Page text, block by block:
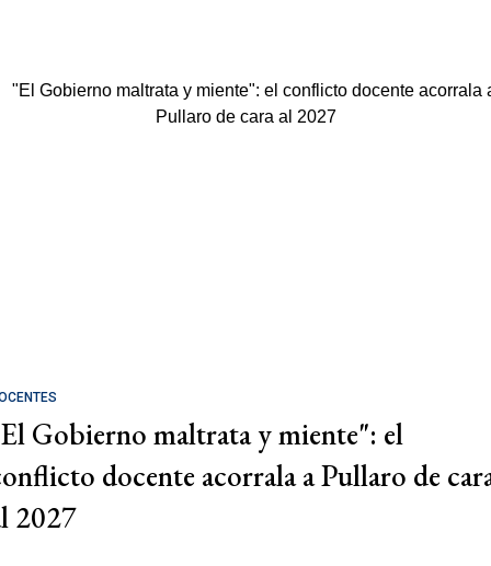
Gobierno maltrata y miente": el
docente acorrala a Pullaro de
2027